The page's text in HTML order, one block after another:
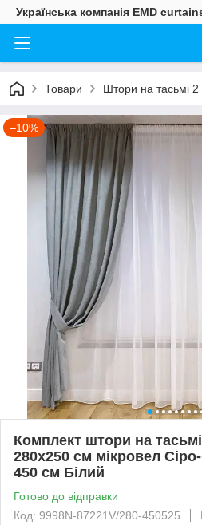
Українська компанія EMD
Товари Штори на тасьмі
–10%
Комплект штори на
280х250 см мікровел
450 см Білий
Готово до відправки
Код: 9998N-87221V/280-450525